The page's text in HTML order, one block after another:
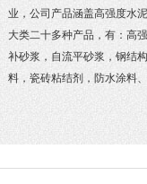
业，公司产品涵盖高强度水
大类二十多种产品，有：高
补砂浆，自流平砂浆，钢结
料，瓷砖粘结剂，防水涂料